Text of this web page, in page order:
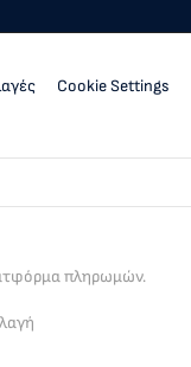
Cookie Settings
πληρωμών.